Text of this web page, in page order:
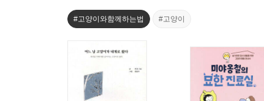
#고양이와함께하는법 #고양이